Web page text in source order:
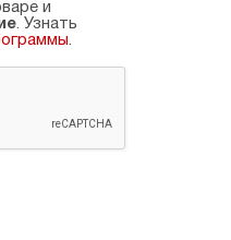
и
. Узнать
.